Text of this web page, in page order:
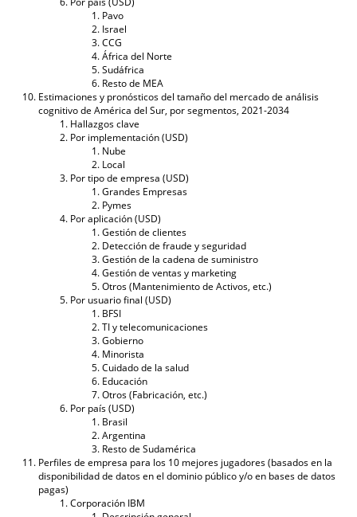
Pavo
Israel
CCG
África del Norte
Sudáfrica
Resto de MEA
Estimaciones y pronósticos del tamaño del mercado de análisis
cognitivo de América del Sur, por segmentos, 2021-2034
Hallazgos clave
Por implementación (USD)
Nube
Local
Por tipo de empresa (USD)
Grandes Empresas
Pymes
Por aplicación (USD)
Gestión de clientes
Detección de fraude y seguridad
Gestión de la cadena de suministro
Gestión de ventas y marketing
Otros (Mantenimiento de Activos, etc.)
Por usuario final (USD)
BFSI
TI y telecomunicaciones
Gobierno
Minorista
Cuidado de la salud
Educación
Otros (Fabricación, etc.)
Por país (USD)
Brasil
Argentina
Resto de Sudamérica
Perfiles de empresa para los 10 mejores jugadores (basados ​​en la
disponibilidad de datos en el dominio público y/o en bases de datos
pagas)
Corporación IBM